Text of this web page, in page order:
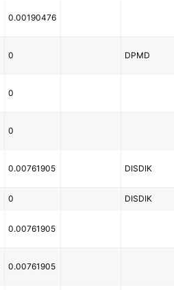
0.00190476
0 DPMD
0
0
0.00761905 DISDIK
0 DISDIK
0.00761905
0.00761905